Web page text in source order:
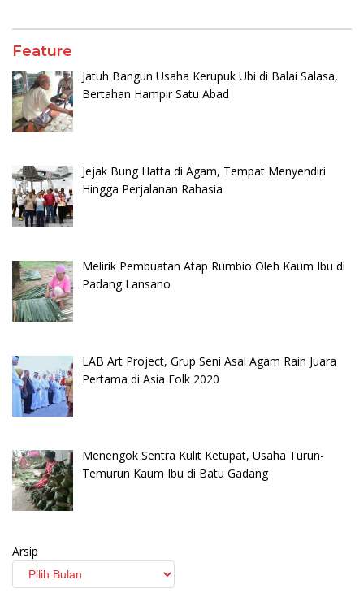
Feature
Jatuh Bangun Usaha Kerupuk Ubi di Balai Salasa,
Bertahan Hampir Satu Abad
Jejak Bung Hatta di Agam, Tempat Menyendiri
Hingga Perjalanan Rahasia
Melirik Pembuatan Atap Rumbio Oleh Kaum Ibu di
Padang Lansano
LAB Art Project, Grup Seni Asal Agam Raih Juara
Pertama di Asia Folk 2020
Menengok Sentra Kulit Ketupat, Usaha Turun-
Temurun Kaum Ibu di Batu Gadang
Arsip